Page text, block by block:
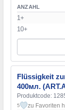
ANZAHL
1+
10+
Flüssigkeit
400мл.
Produktcode:
5 zu Favoriten